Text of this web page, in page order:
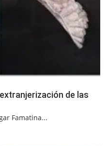
de las
Famatina...